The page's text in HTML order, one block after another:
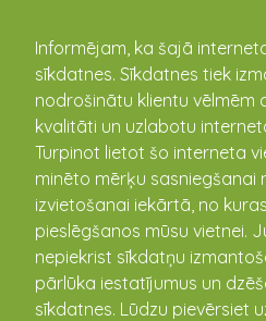
Informējam, ka šajā
sīkdatnes. Sīkdatnes tiek
nodrošinātu klientu vēlmēm
kvalitāti un uzlabotu
Turpinot lietot šo interneta
minēto mērķu sasniegšanai
izvietošanai iekārtā, no
pieslēgšanos mūsu vietnei.
nepiekrist sīkdatņu
pārlūka iestatījumus un
sīkdatnes. Lūdzu pievērsiet
kandava.lv
PASĀKUMU
KALENDĀRS